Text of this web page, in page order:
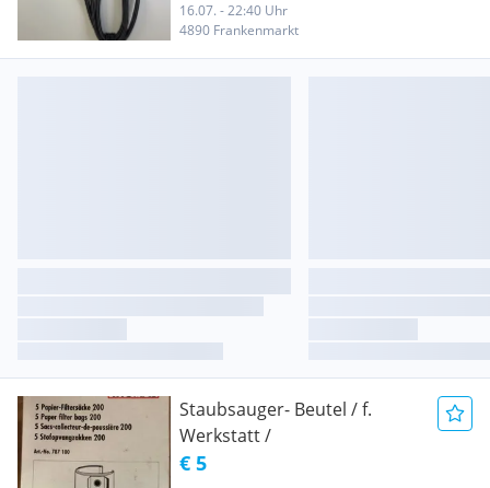
16.07. - 22:40 Uhr
4890 Frankenmarkt
Staubsauger- Beutel / f.
Werkstatt /
€ 5